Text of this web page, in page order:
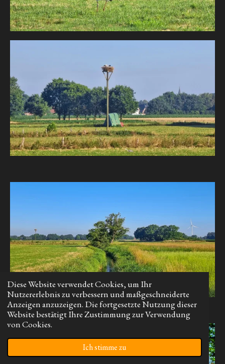
Diese Website verwendet Cookies, um Ihr
Nutzererlebnis zu verbessern und maßgeschneiderte
Anzeigen anzuzeigen. Die fortgesetzte Nutzung dieser
Website bestätigt Ihre Zustimmung zur Verwendung
von Cookies.
Ich stimme zu